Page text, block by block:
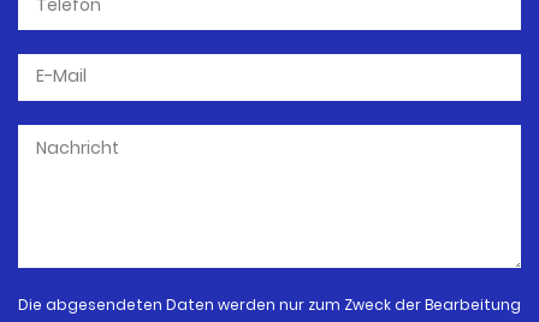
Die abgesendeten Daten werden nur zum Zweck der Bearbeitung